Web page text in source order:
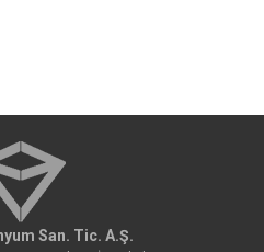
San. Tic. A.Ş.